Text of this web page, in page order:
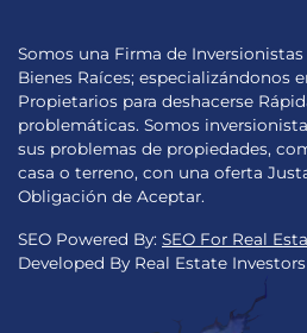
Somos una Firma de
Bienes Raíces; especializándonos
Propietarios para deshacerse
problemáticas. Somos
sus problemas de propiedades,
casa o terreno, con una oferta
Obligación de Aceptar.
SEO Powered By: SEO For Real
Developed By Real Estate